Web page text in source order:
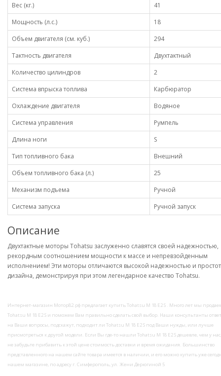
Вес (кг.)
41
Мощность (л.с.)
18
Объем двигателя (см. куб.)
294
Тактность двигателя
Двухтактный
Количество цилиндров
2
Система впрыска топлива
Карбюратор
Охлаждение двигателя
Водяное
Система управления
Румпель
Длина ноги
S
Тип топливного бака
Внешний
Объем топливного бака (л.)
25
Механизм подъема
Ручной
Система запуска
Ручной запуск
Описание
Двухтактные моторы Tohatsu заслуженно славятся своей надежностью,
рекордным соотношением мощности к массе и непревзойденным
исполнением! Эти моторы отличаются высокой надежностью и
дизайна, демонстрируя при этом легендарное качество Tohatsu.
Интернет-магазин Мотор82.рф предлагает купить Tohatsu M 18 E2 S . Много лет мы
Tohatsu M 18 E2 S и поможем Вам правильно сделать свой выбор. Наши консультанты
на Ваши вопросы, подскажут, подходит ли Tohatsu M 18 E2 S под Ваши нужды, или лучше
присмотреться к другой модели. Если Вы где-то нашли Tohatsu M 18 E2 S дешевле, чем у
не забудьте прибавить к этой цене стоимость доставки и время ожидания. Большинство
представленного на нашем сайте товара имеется в наличии, и его можно купить уже
нашем магазине, по адресу г. Симферополь, ул. Жени Дерюгиной 5